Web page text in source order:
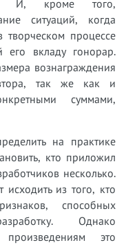
И, кроме того,
ситуаций, когда
процессе
его вкладу гонорар.
вознаграждения
так же как и
суммами,
на практике
кто приложил
несколько.
из того, кто
способных
Однако
это